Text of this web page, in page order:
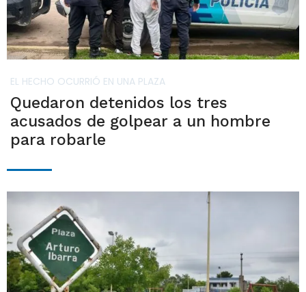
EL HECHO OCURRIÓ EN UNA PLAZA
Quedaron detenidos los tres
acusados de golpear a un hombre
para robarle